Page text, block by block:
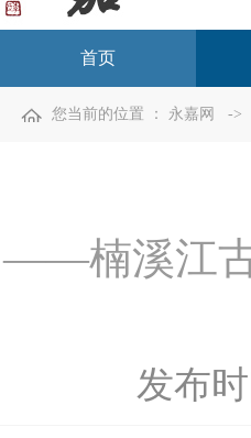
首页
您当前的位置 ： 永嘉网 ->
——楠溪江古
发布时